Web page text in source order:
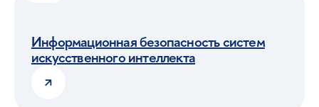
Информационная безопасность систем
искусственного интеллекта